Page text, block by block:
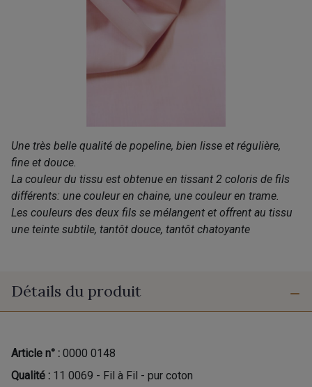
Une très belle qualité de popeline, bien lisse et régulière,
fine et douce.
La couleur du tissu est obtenue en tissant 2 coloris de fils
différents: une couleur en chaine, une couleur en trame.
Les couleurs des deux fils se mélangent et offrent au tissu
une teinte subtile, tantôt douce, tantôt chatoyante
Détails du produit
Article n° : 0000 0148
Qualité : 11 0069 - Fil à Fil - pur coton